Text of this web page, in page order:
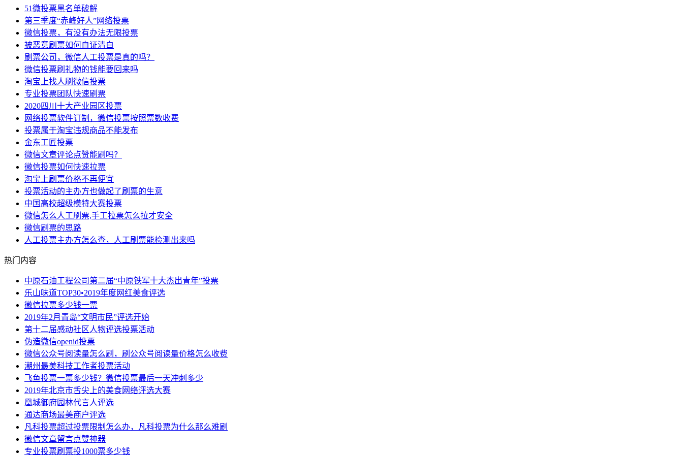
51微投票黑名单破解
第三季度“赤峰好人”网络投票
微信投票，有没有办法无限投票
被恶意刷票如何自证清白
刷票公司，微信人工投票是真的吗？
微信投票刷礼物的钱能要回来吗
淘宝上找人刷微信投票
专业投票团队快速刷票
2020四川十大产业园区投票
网络投票软件订制，微信投票按照票数收费
投票属于淘宝违规商品不能发布
金东工匠投票
微信文章评论点赞能刷吗？
微信投票如何快速拉票
淘宝上刷票价格不再便宜
投票活动的主办方也做起了刷票的生意
中国高校超级模特大赛投票
微信怎么人工刷票,手工拉票怎么拉才安全
微信刷票的思路
人工投票主办方怎么查，人工刷票能检测出来吗
热门内容
中原石油工程公司第二届“中原铁军十大杰出青年”投票
乐山味道TOP30•2019年度网红美食评选
微信拉票多少钱一票
2019年2月青岛“文明市民”评选开始
第十二届感动社区人物评选投票活动
伪造微信openid投票
微信公众号阅读量怎么刷，刷公众号阅读量价格怎么收费
潮州最美科技工作者投票活动
飞鱼投票一票多少钱？微信投票最后一天冲刺多少
2019年北京市舌尖上的美食网络评选大赛
凰城御府园林代言人评选
通达商场最美商户评选
凡科投票超过投票限制怎么办，凡科投票为什么那么难刷
微信文章留言点赞神器
专业投票刷票投1000票多少钱